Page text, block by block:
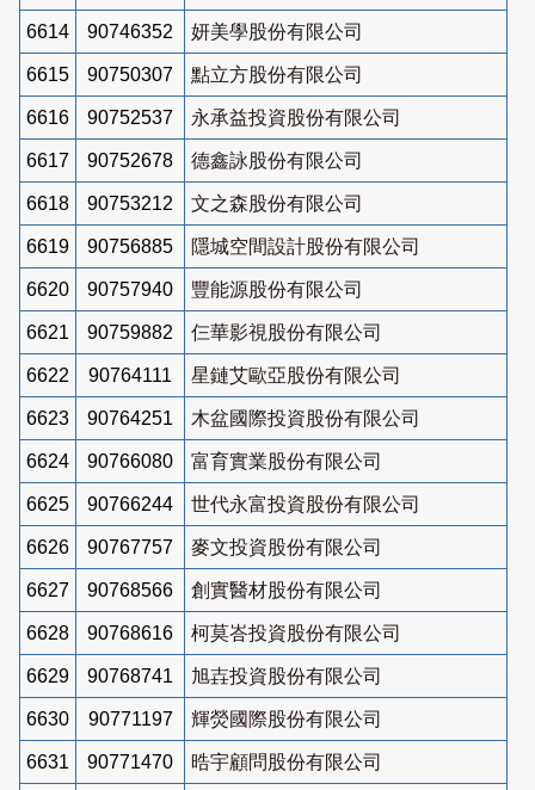
6614 90746352 妍美學股份有限公司
6615 90750307 點立方股份有限公司
6616 90752537 永承益投資股份有限公司
6617 90752678 德鑫詠股份有限公司
6618 90753212 文之森股份有限公司
6619 90756885 隱城空間設計股份有限公司
6620 90757940 豐能源股份有限公司
6621 90759882 仨華影視股份有限公司
6622 90764111 星鏈艾歐亞股份有限公司
6623 90764251 木盆國際投資股份有限公司
6624 90766080 富育實業股份有限公司
6625 90766244 世代永富投資股份有限公司
6626 90767757 麥文投資股份有限公司
6627 90768566 創實醫材股份有限公司
6628 90768616 柯莫峇投資股份有限公司
6629 90768741 旭壵投資股份有限公司
6630 90771197 輝熒國際股份有限公司
6631 90771470 晧宇顧問股份有限公司